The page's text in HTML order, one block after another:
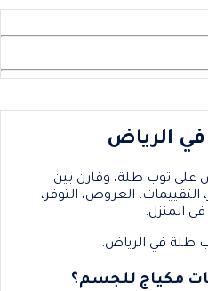
الرياض
توب طلة، وقارن بين
العروض، التوفر،
المنزل.
مكياج للجسم؟